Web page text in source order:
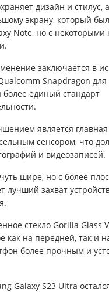
дизайн и стилус,
экрану, который
Note, но с
заключается в
Snapdragon для
более единый стандарт
является
сенсором, что
и видеозаписей.
шире, но с более
лучший захват
стекло Gorilla Glass
как на передней, так и
более прочным и
Galaxy S23 Ultra